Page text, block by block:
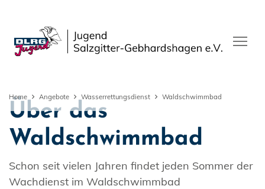
Home Angebote Wasserrettungsdienst Waldschwimmbad
Über das
Waldschwimmbad
Schon seit vielen Jahren findet jeden Sommer der
Wachdienst im Waldschwimmbad